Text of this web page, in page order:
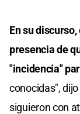
En su
presencia de
"incidencia"
conocidas",
siguieron con